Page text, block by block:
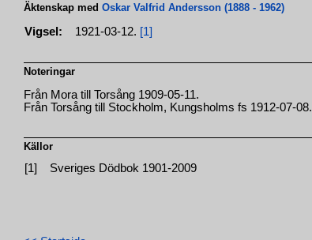
Äktenskap medOskar Valfrid Andersson (1888 - 1962)
Vigsel: 1921-03-12. [1]
Noteringar
Från Mora till Torsång 1909-05-11.
Från Torsång till Stockholm, Kungsholms fs 1912-07-08.
Källor
[1] Sveriges Dödbok 1901-2009